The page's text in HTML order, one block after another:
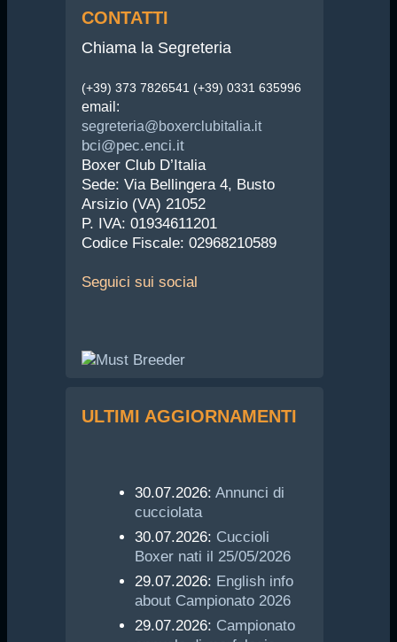
CONTATTI
Chiama la Segreteria
(+39) 373 7826541 (+39) 0331 635996
email:
segreteria@boxerclubitalia.it
bci@pec.enci.it
Boxer Club D’Italia
Sede: Via Bellingera 4, Busto
Arsizio (VA) 21052
P. IVA: 01934611201
Codice Fiscale: 02968210589
Seguici sui social
ULTIMI AGGIORNAMENTI
30.07.2026: Annunci di
cucciolata
30.07.2026: Cuccioli
Boxer nati il 25/05/2026
29.07.2026: English info
about Campionato 2026
29.07.2026: Campionato